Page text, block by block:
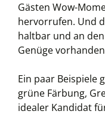
Gästen Wow-
hervorrufen. Und
haltbar und an
Genüge
Ein paar Beispiele
grüne Färbung,
idealer Kandidat